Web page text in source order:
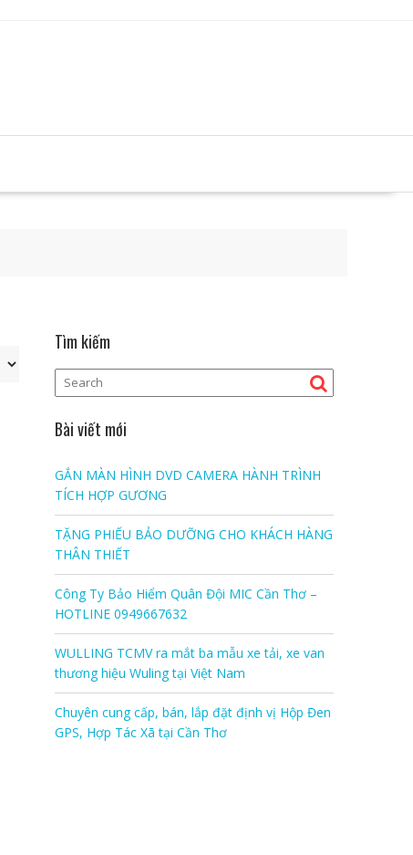
Tìm kiếm
Bài viết mới
GẮN MÀN HÌNH DVD CAMERA HÀNH TRÌNH
TÍCH HỢP GƯƠNG
TẶNG PHIẾU BẢO DƯỠNG CHO KHÁCH HÀNG
THÂN THIẾT
Công Ty Bảo Hiểm Quân Đội MIC Cần Thơ –
HOTLINE 0949667632
WULLING TCMV ra mắt ba mẫu xe tải, xe van
thương hiệu Wuling tại Việt Nam
Chuyên cung cấp, bán, lắp đặt định vị Hộp Đen
GPS, Hợp Tác Xã tại Cần Thơ